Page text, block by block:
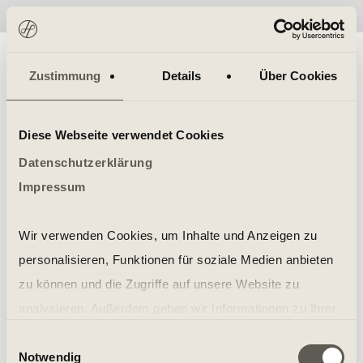
Zustimmung Details Über Cookies
Diese Webseite verwendet Cookies
Datenschutzerklärung
Impressum
Wir verwenden Cookies, um Inhalte und Anzeigen zu
personalisieren, Funktionen für soziale Medien anbieten
zu können und die Zugriffe auf unsere Website zu
soziale Medien, Werbung und Analysen weiter. Unsere
Notwendig